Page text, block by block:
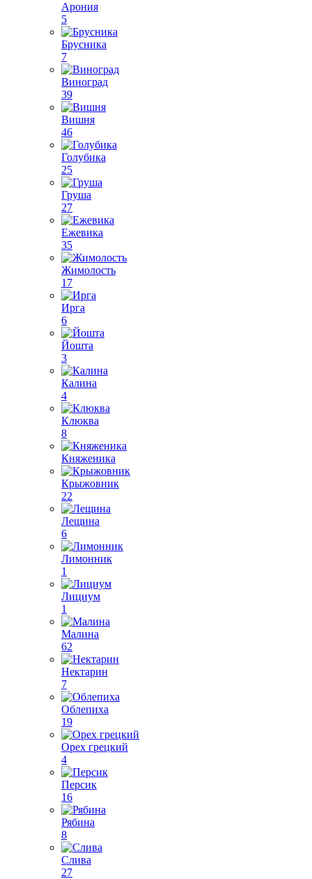
Арония
5
Брусника
7
Виноград
39
Вишня
46
Голубика
25
Груша
27
Ежевика
35
Жимолость
17
Ирга
6
Йошта
3
Калина
4
Клюква
8
Княженика
Крыжовник
22
Лещина
6
Лимонник
1
Лициум
1
Малина
62
Нектарин
7
Облепиха
19
Орех грецкий
4
Персик
16
Рябина
8
Слива
27